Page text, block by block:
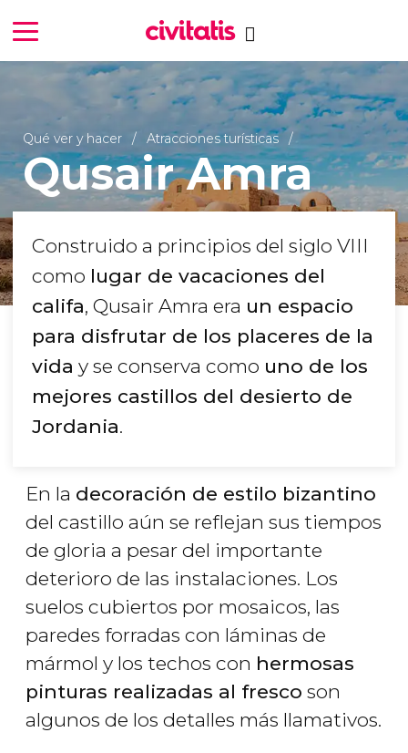
Qué ver y hacer Atracciones turísticas
Qusair Amra
Construido a principios del siglo VIII
como lugar de vacaciones del
califa, Qusair Amra era un espacio
para disfrutar de los placeres de la
vida y se conserva como uno de los
mejores castillos del desierto de
Jordania.
En la decoración de estilo bizantino
del castillo aún se reflejan sus tiempos
de gloria a pesar del importante
deterioro de las instalaciones. Los
suelos cubiertos por mosaicos, las
paredes forradas con láminas de
mármol y los techos con hermosas
pinturas realizadas al fresco son
algunos de los detalles más llamativos.